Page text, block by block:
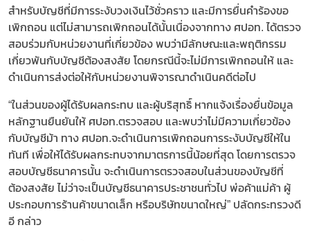
สำหรับบัญชีที่มีการระงับวงเงินไว้ชั่วคราว และมีการยื่นคำร้องขอ
เพิกถอน แต่ไม่สามารถเพิกถอนได้นั้นเนื่องจากทาง ศปอท. ได้ตรวจ
สอบร่วมกับหน่วยงานที่เกี่ยวข้อง พบว่ามีลักษณะและพฤติกรรม
เกี่ยวพันกับบัญชีต้องสงสัย โดยกรณีนี้จะไม่มีการเพิกถอนให้ และ
ดำเนินการส่งต่อให้กับหน่วยงานพิจารณาดำเนินคดีต่อไป
“ในส่วนของผู้ได้รับผลกระทบ และผู้บริสุทธิ์ หากแจ้งเรื่องยื่นข้อมูล
หลักฐานยืนยันให้ ศปอท.ตรวจสอบ และพบว่าไม่มีความเกี่ยวข้อง
กับบัญชีม้า ทาง ศปอท.จะดำเนินการเพิกถอนการระงับบัญชีให้ใน
ทันที เพื่อให้ได้รับผลกระทบจากมาตรการนี้น้อยที่สุด โดยการตรวจ
สอบบัญชีธนาคารนั้น จะดำเนินการตรวจสอบในส่วนของบัญชีที่
ต้องสงสัย ไม่ว่าจะเป็นบัญชีธนาคารประชาชนทั่วไป พ่อค้าแม่ค้า ผู้
ประกอบการร้านค้าขนาดเล็ก หรือบริษัทขนาดใหญ่” ปลัดกระทรวงดี
อี กล่าว